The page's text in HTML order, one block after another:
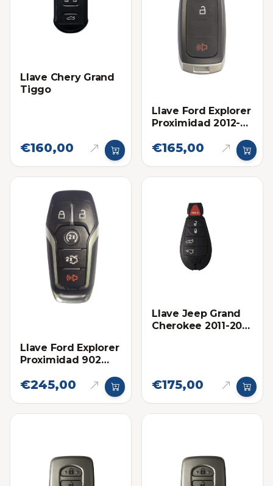
Llave Chery Grand
Tiggo
€160,00
Llave Ford Explorer
Proximidad 2012-
original
€165,00
Llave Ford Explorer
Proximidad 902
Original 2016-2019
€245,00
Llave Jeep Grand
Cherokee 2011-2013
€175,00